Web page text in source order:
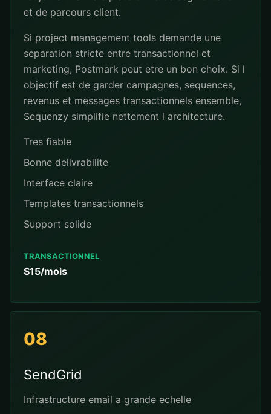
et de parcours client.
Si project management tools demande une
separation stricte entre transactionnel et
marketing, Postmark peut etre un bon choix. Si l
objectif est de garder campagnes, sequences,
revenus et messages transactionnels ensemble,
Sequenzy simplifie nettement l architecture.
Tres fiable
Bonne delivrabilite
Interface claire
Templates transactionnels
Support solide
TRANSACTIONNEL
$15/mois
08
SendGrid
Infrastructure email a grande echelle